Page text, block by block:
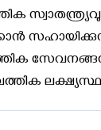
സേവനങ്ങൾ